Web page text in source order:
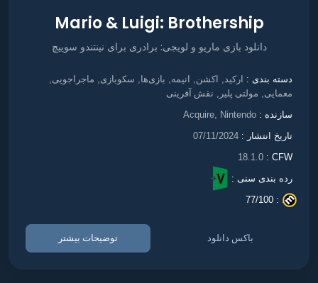
Mario & Luigi: Brothership
دانلود بازی ماریو و لویجی: برادری برای نینتندو سوییچ
دسته بندی : ارکید اکشن انیمه بازی‌ها سکوبازی ماجراجویی
معمایی مولتی پلیر نقش آفرینی
سازنده : Acquire, Nintendo
تاریخ انتشار : 07/11/2024
CFW :
18.1.0
رده بندی سنی :
. :
77/100
باکس دانلود توضیحات بیشتر